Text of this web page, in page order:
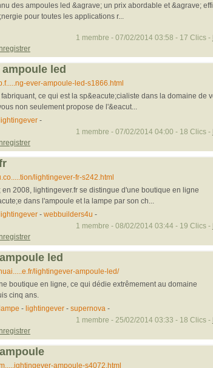
des ampoules led &agrave; un prix abordable et &agrave;
pour toutes les applications r...
1 membre - 07/02/2014 03:58 - 17 Clics -
led
ever-ampoule-led-s1866.html
ce qui est la sp&eacute;cialiste dans la domaine de
non seulement propose de l'&eacut...
lightingever-
1 membre - 07/02/2014 04:00 - 18 Clics -
lightingever-fr-s242.html
en 2008, lightingever.fr se distingue d'une boutique en ligne
dans l'ampoule et la lampe par son ch...
lightingever- webbuilders4u -
1 membre - 08/02/2014 03:44 - 19 Clics -
led
lightingever-ampoule-led/
boutique en ligne, ce qui dédie extrêmement au domaine
cinq ans.
lampe - lightingever- supernova -
1 membre - 25/02/2014 03:33 - 18 Clics -
ampoule-s4072.html